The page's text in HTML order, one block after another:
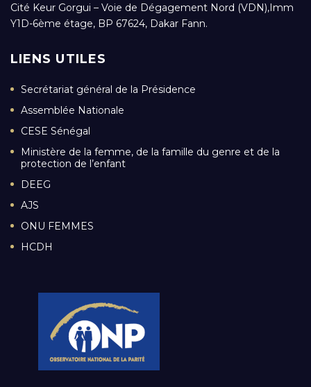
Cité Keur Gorgui – Voie de Dégagement Nord (VDN),Imm
Y1D-6ème étage, BP 67624, Dakar Fann.
LIENS UTILES
Secrétariat général de la Présidence
Assemblée Nationale
CESE Sénégal
Ministère de la femme, de la famille du genre et de la
protection de l’enfant
DEEG
AJS
ONU FEMMES
HCDH